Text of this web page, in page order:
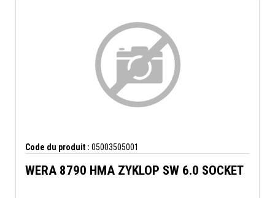
Code du produit : 05003505001
WERA 8790 HMA ZYKLOP SW 6.0 SOCKET